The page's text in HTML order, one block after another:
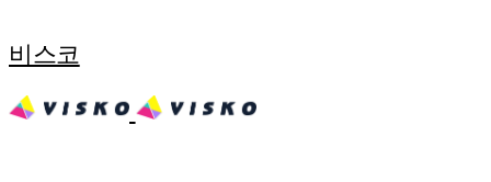
비스코